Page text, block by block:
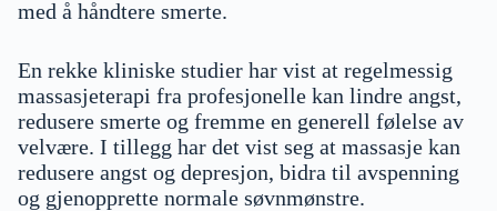
med å håndtere smerte.
En rekke kliniske studier har vist at regelmessig
massasjeterapi fra profesjonelle kan lindre angst,
redusere smerte og fremme en generell følelse av
velvære. I tillegg har det vist seg at massasje kan
redusere angst og depresjon, bidra til avspenning
og gjenopprette normale søvnmønstre.